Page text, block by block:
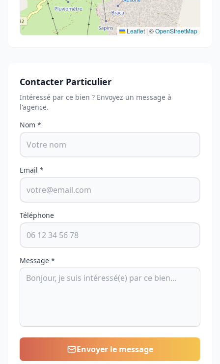
Leaflet | ©OpenStreetMap
Contacter Particulier
Intéressé par ce bien ? Envoyez un message à
l'agence.
Nom *
Email *
Téléphone
Message *
Envoyer le message